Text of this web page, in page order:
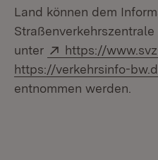
Land können dem
unter
Extern:
https://
https://verkehrsinfo-
entnommen werden.